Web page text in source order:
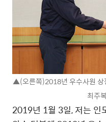
▲(오른쪽)2018년 우수사원 상
최주
2019년 1월 3일, 저는 인